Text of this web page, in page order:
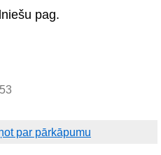
pag.
53
par pārkāpumu